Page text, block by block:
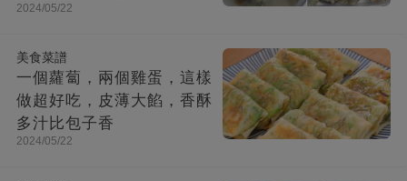
2024/05/22
美食菜譜
一個蘿蔔，兩個雞蛋，這樣
做超好吃，皮薄大餡，香酥
多汁比包子香
2024/05/22